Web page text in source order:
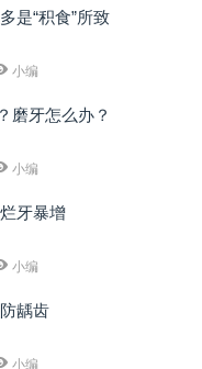
是“积食”所致
小编
磨牙怎么办？
小编
牙暴增
小编
龋齿
小编